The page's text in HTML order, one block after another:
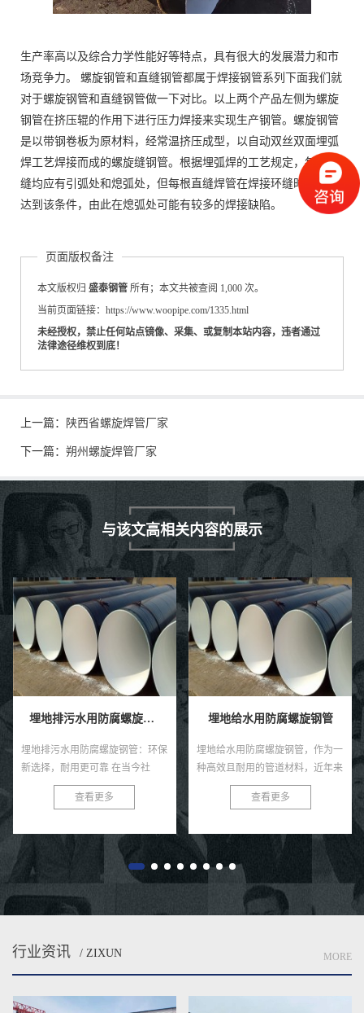
生产率高以及综合力学性能好等特点，具有很大的发展潜力和市
场竞争力。 螺旋钢管和直缝钢管都属于焊接钢管系列下面我们就
对于螺旋钢管和直缝钢管做一下对比。以上两个产品左侧为螺旋
钢管在挤压辊的作用下进行压力焊接来实现生产钢管。螺旋钢管
是以带钢卷板为原材料，经常温挤压成型，以自动双丝双面埋弧
焊工艺焊接而成的螺旋缝钢管。根据埋弧焊的工艺规定，每条焊
缝均应有引弧处和熄弧处，但每根直缝焊管在焊接环缝时，无法
达到该条件，由此在熄弧处可能有较多的焊接缺陷。
页面版权备注
本文版权归 盛泰钢管 所有；本文共被查阅 1,000 次。
当前页面链接：https://www.woopipe.com/1335.html
未经授权，禁止任何站点镜像、采集、或复制本站内容，违者通过
法律途径维权到底！
上一篇： 陕西省螺旋焊管厂家
下一篇： 朔州螺旋焊管厂家
与该文高相关内容的展示
埋地排污水用防腐螺旋钢管
埋地排污水用防腐螺旋钢管：环保
新选择，耐用更可靠 在当今社
会，环保与可持续发展已成为全球
共识。在污水处理与排放领域，选
查看更多
埋地给水用防腐螺旋钢管
埋地给水用防腐螺旋钢管，作为一
种高效且耐用的管道材料，近年来
在各类给水工程中得到了广泛的应
用。这种钢管以其独特的螺旋结
性...
查看更多
行业资讯 / ZIXUN MORE